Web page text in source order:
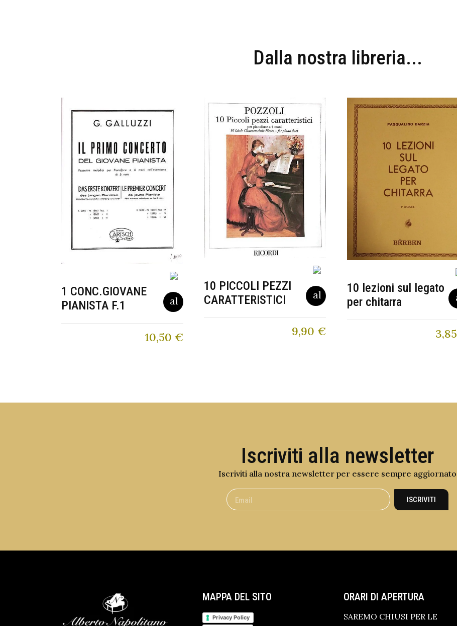
Dalla nostra libreria...
1 CONC.GIOVANE
PIANISTA F.1
10,50 €
10 PICCOLI PEZZI
CARATTERISTICI
9,90 €
10 lezioni sul legato
per chitarra
3,85
Iscriviti alla newsletter
Iscriviti alla nostra newsletter per essere sempre aggiornato
ISCRIVITI
MAPPA DEL SITO
Privacy Policy
ORARI DI APERTURA
SAREMO CHIUSI PER LE